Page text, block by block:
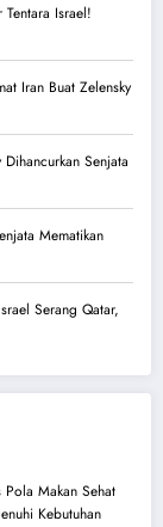
Israel!
Iran Buat Zelensky
Senjata
Mematikan
Serang Qatar,
Makan Sehat
Kebutuhan